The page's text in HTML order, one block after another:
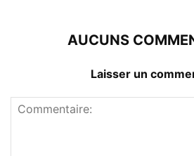
AUCUNS
Laisser un